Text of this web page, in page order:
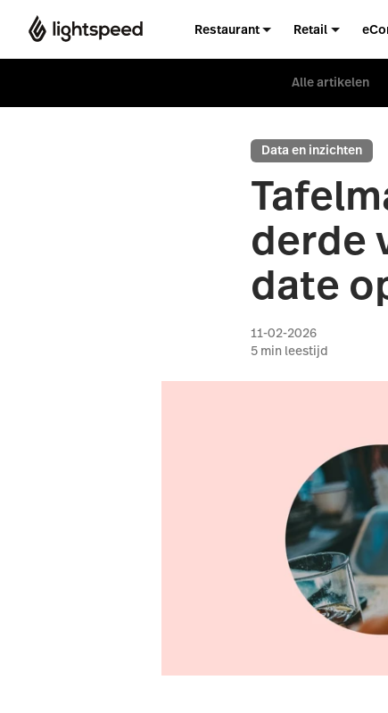
Restaurant Retail
Alle artikelen
Data en inzichten
derde
date
11-02-2026
5 min leestijd